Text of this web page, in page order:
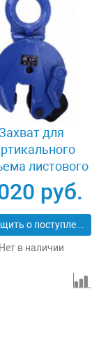
для
листового
3 т LB
DSQК-3.0руб.
Сообщить о поступлении
Нет в наличии